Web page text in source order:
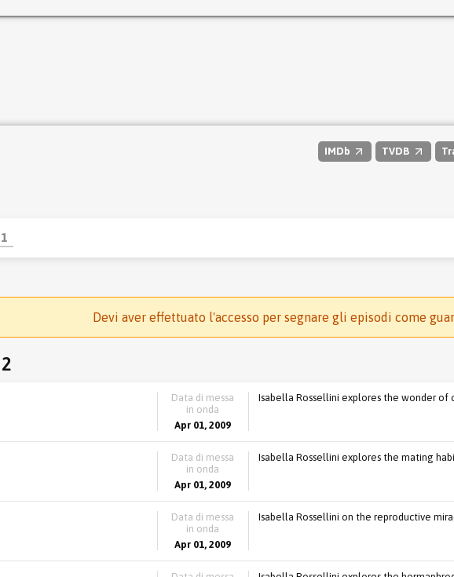
IMDb TVDB
1
Devi aver effettuato l'accesso per segnare gli episodi come
Data di messa
in onda
Apr 01, 2009
Isabella Rossellini explores the wonder of
Data di messa
in onda
Apr 01, 2009
Isabella Rossellini explores the mating
Data di messa
in onda
Apr 01, 2009
Isabella Rossellini on the reproductive